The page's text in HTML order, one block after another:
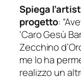
Spiega
progetto:
‘Caro Gesù
Zecchino
me lo ha
realizzo un